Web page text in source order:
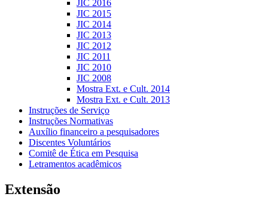
JIC 2016
JIC 2015
JIC 2014
JIC 2013
JIC 2012
JIC 2011
JIC 2010
JIC 2008
Mostra Ext. e Cult. 2014
Mostra Ext. e Cult. 2013
Instruções de Serviço
Instruções Normativas
Auxílio financeiro a pesquisadores
Discentes Voluntários
Comitê de Ética em Pesquisa
Letramentos acadêmicos
Extensão